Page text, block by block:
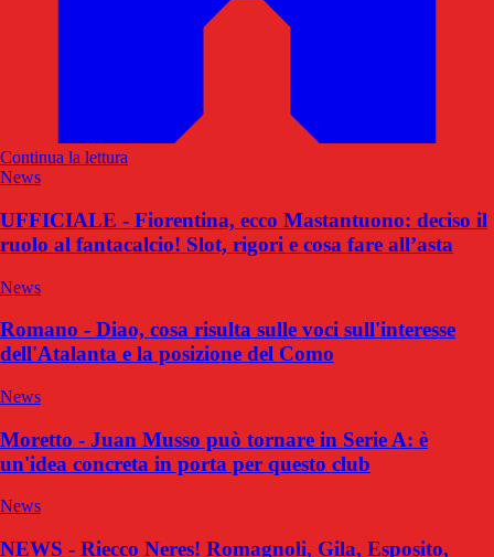
Continua la lettura
News
UFFICIALE - Fiorentina, ecco Mastantuono: deciso il
ruolo al fantacalcio! Slot, rigori e cosa fare all’asta
News
Romano - Diao, cosa risulta sulle voci sull'interesse
dell'Atalanta e la posizione del Como
News
Moretto - Juan Musso può tornare in Serie A: è
un'idea concreta in porta per questo club
News
NEWS - Riecco Neres! Romagnoli, Gila, Esposito,